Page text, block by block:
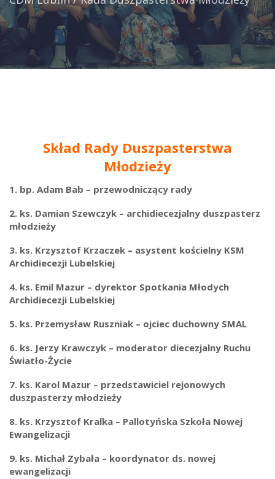
Skład Rady Duszpasterstwa
Młodzieży
1. bp. Adam Bab – przewodniczący rady
2. ks. Damian Szewczyk – archidiecezjalny duszpasterz
młodzieży
3. ks. Krzysztof Krzaczek – asystent kościelny KSM
Archidiecezji Lubelskiej
4. ks. Emil Mazur – dyrektor Spotkania Młodych
Archidiecezji Lubelskiej
5. ks. Przemysław Ruszniak – ojciec duchowny SMAL
6. ks. Jerzy Krawczyk – moderator diecezjalny Ruchu
Światło-Życie
7. ks. Karol Mazur – przedstawiciel rejonowych
duszpasterzy młodzieży
8. ks. Krzysztof Kralka – Pallotyńska Szkoła Nowej
Ewangelizacji
9. ks. Michał Zybała – koordynator ds. nowej
ewangelizacji